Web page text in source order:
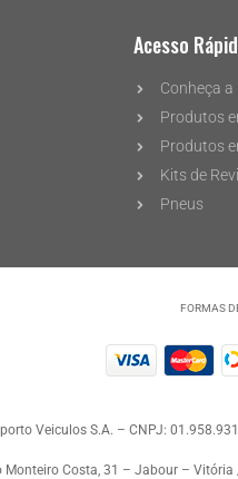
Acesso
Conheça
Produtos
Produtos
Kits de
Pneus
FORMAS
Veiculos S.A. – CNPJ:
Monteiro Costa, 31 – Jabour – Vitória